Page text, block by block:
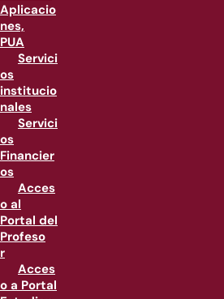
Aplicacio
nes,
PUA
Servici
os
institucio
nales
Servici
os
Financier
os
Acces
o al
Portal del
Profeso
r
Acces
o a Portal